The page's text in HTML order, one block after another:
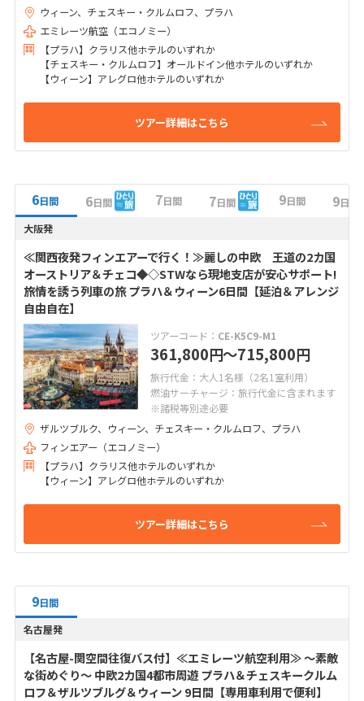
ウィーン、チェスキー・クルムロフ、プラハ
エミレーツ航空（エコノミー）
【プラハ】クラリス他ホテルのいずれか
【チェスキー・クルムロフ】オールドイン他ホテルのいずれか
【ウィーン】アレグロ他ホテルのいずれか
ツアー詳細はこちら
6日間 6日間 7日間 7日間 9日間 9日間
大阪発
≪関西夜発フィンエアーで行く！≫麗しの中欧 王道の2カ国
オーストリア＆チェコ◆◇STWなら現地支店が安心サポート!
旅情を誘う列車の旅 プラハ＆ウィーン6日間【延泊＆アレンジ
自由自在】
ツアーコード： CE-K5C9-M1
361,800円〜715,800円
旅行代金：大人1名様（2名1室利用）
燃油サーチャージ：旅行代金に含まれます
※諸税等別途必要
ザルツブルク、ウィーン、チェスキー・クルムロフ、プラハ
フィンエアー（エコノミー）
【プラハ】クラリス他ホテルのいずれか
【ウィーン】アレグロ他ホテルのいずれか
ツアー詳細はこちら
9日間
名古屋発
【名古屋-関空間往復バス付】≪エミレーツ航空利用≫ ～素敵
な街めぐり～ 中欧2カ国4都市周遊 プラハ＆チェスキークルム
ロフ＆ザルツブルグ＆ウィーン 9日間【専用車利用で便利】